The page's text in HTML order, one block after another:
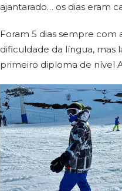
ajantarado… os dias eram
Foram 5 dias sempre com
dificuldade da língua, mas
primeiro diploma de nível